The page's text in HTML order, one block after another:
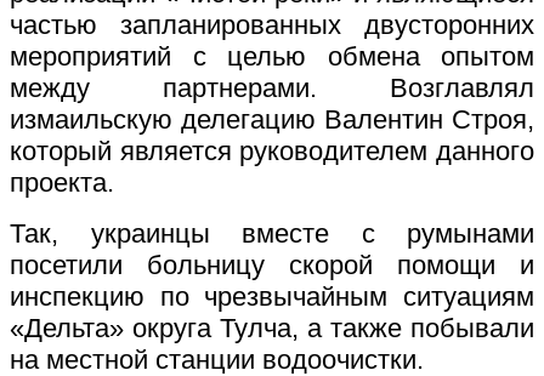
частью запланированных двусторонних
мероприятий с целью обмена опытом
между партнерами. Возглавлял
измаильскую делегацию Валентин Строя,
который является руководителем данного
проекта.
Так, украинцы вместе с румынами
посетили больницу скорой помощи и
инспекцию по чрезвычайным ситуациям
«Дельта» округа Тулча, а также побывали
на местной станции водоочистки.